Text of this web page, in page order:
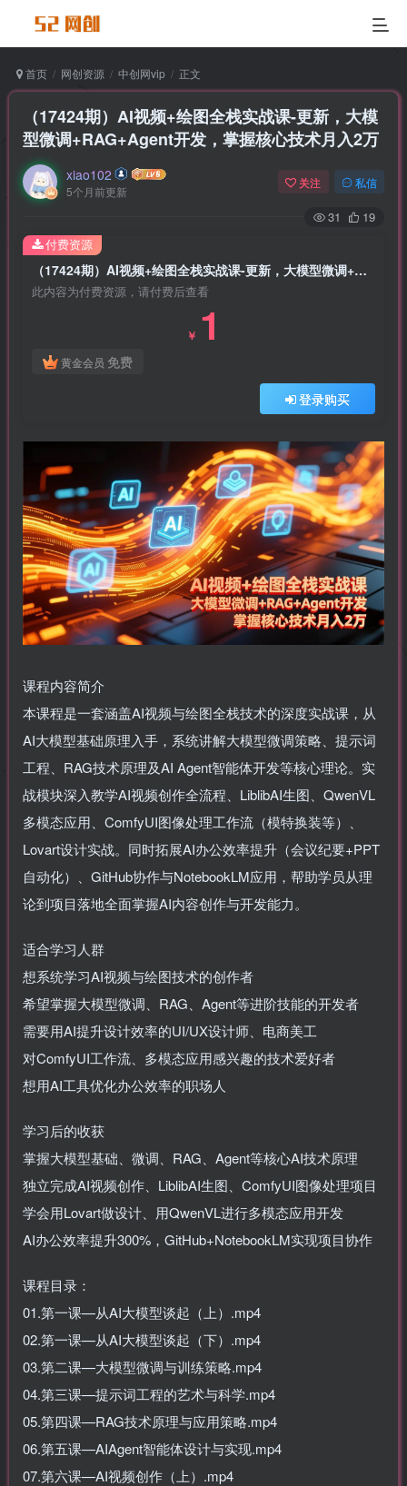
首页 网创资源 中创网vip 正文
（17424期）AI视频+绘图全栈实战课-更新，大模
型微调+RAG+Agent开发，掌握核心技术月入2万
xiao102
5个月前更新
关注 私信
31 19
（17424期）AI视频+绘图全栈实战课-更新，大模型微调+RAG+Agent开发，掌握核心技术月入2万
此内容为付费资源，请付费后查看
￥ 1
黄金会员 免费
登录购买
付费资源
课程内容简介
本课程是一套涵盖AI视频与绘图全栈技术的深度实战课，从
AI大模型基础原理入手，系统讲解大模型微调策略、提示词
工程、RAG技术原理及AI Agent智能体开发等核心理论。实
战模块深入教学AI视频创作全流程、LiblibAI生图、QwenVL
多模态应用、ComfyUI图像处理工作流（模特换装等）、
Lovart设计实战。同时拓展AI办公效率提升（会议纪要+PPT
自动化）、GitHub协作与NotebookLM应用，帮助学员从理
论到项目落地全面掌握AI内容创作与开发能力。
适合学习人群
想系统学习AI视频与绘图技术的创作者
希望掌握大模型微调、RAG、Agent等进阶技能的开发者
需要用AI提升设计效率的UI/UX设计师、电商美工
对ComfyUI工作流、多模态应用感兴趣的技术爱好者
想用AI工具优化办公效率的职场人
学习后的收获
掌握大模型基础、微调、RAG、Agent等核心AI技术原理
独立完成AI视频创作、LiblibAI生图、ComfyUI图像处理项目
学会用Lovart做设计、用QwenVL进行多模态应用开发
AI办公效率提升300%，GitHub+NotebookLM实现项目协作
课程目录：
01.第一课—从AI大模型谈起（上）.mp4
02.第一课—从AI大模型谈起（下）.mp4
03.第二课—大模型微调与训练策略.mp4
04.第三课—提示词工程的艺术与科学.mp4
05.第四课—RAG技术原理与应用策略.mp4
06.第五课—AIAgent智能体设计与实现.mp4
07.第六课—AI视频创作（上）.mp4